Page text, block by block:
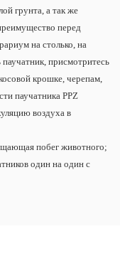
грунта, а так же
перед
на столько, на
присмотритесь
крошке, черепам,
паучатника PPZ
воздуха в
побег животного;
один на один с